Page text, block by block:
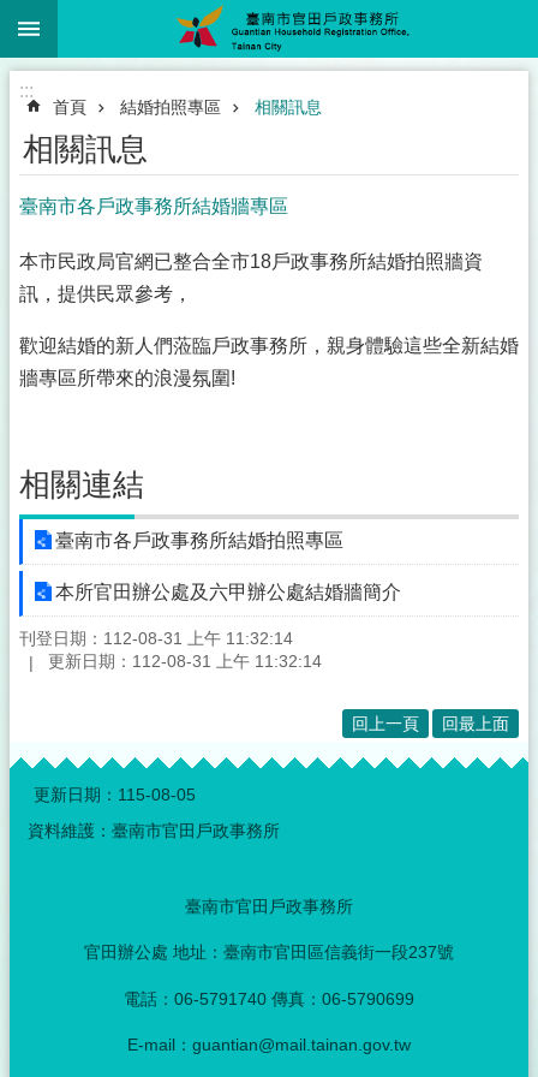
跳到主要內容區塊
:::
首頁 結婚拍照專區 相關訊息
相關訊息
臺南市各戶政事務所結婚牆專區
本市民政局官網已整合全市18戶政事務所結婚拍照牆資
訊，提供民眾參考，
歡迎結婚的新人們蒞臨戶政事務所，親身體驗這些全新結婚
牆專區所帶來的浪漫氛圍!
相關連結
臺南市各戶政事務所結婚拍照專區
本所官田辦公處及六甲辦公處結婚牆簡介
刊登日期：112-08-31 上午 11:32:14
更新日期：112-08-31 上午 11:32:14
回上一頁 回最上面
:::
更新日期： 115-08-05
資料維護：臺南市官田戶政事務所
臺南市官田戶政事務所
官田辦公處 地址：臺南市官田區信義街一段237號
電話：06-5791740 傳真：06-5790699
E-mail：guantian@mail.tainan.gov.tw